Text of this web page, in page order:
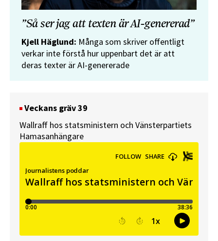
”Så ser jag att texten är AI-genererad”
Kjell Häglund: Många som skriver offentligt
verkar inte förstå hur uppenbart det är att
deras texter är AI-genererade
Veckans gräv 39
Wallraff hos statsministern och Vänsterpartiets
Hamasanhängare